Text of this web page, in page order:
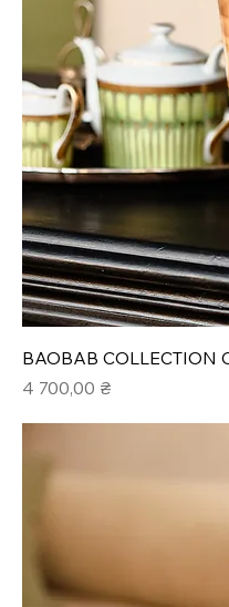
BAOBAB COLLECTION
Ціна
4 700,00 ₴